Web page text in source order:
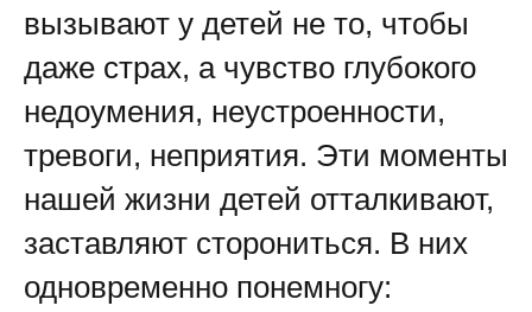
вызывают у детей не то, чтобы
даже страх, а чувство глубокого
недоумения, неустроенности,
тревоги, неприятия. Эти моменты
нашей жизни детей отталкивают,
заставляют сторониться. В них
одновременно понемногу: